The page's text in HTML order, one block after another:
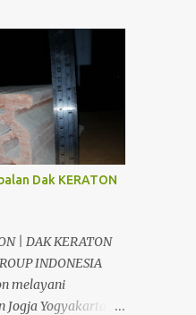
T= 10 Cm 20
Besi ...
Purbalingga
Kudus Pati Jepara
Telp/SMS/WA
/
CV. Light
dibidang
dan
di Jogja
kami adalah
kemudahan Anda
Dak KERATON
| DAK KERATON
INDONESIA
melayani
Yogyakarta